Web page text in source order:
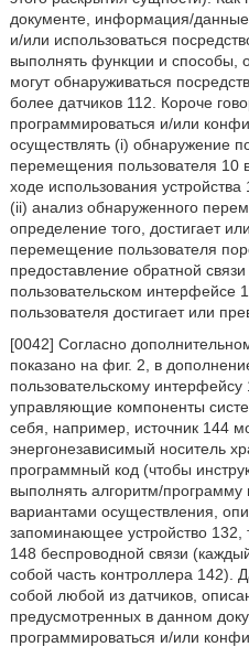
документе, информация/
и/или использоваться
выполнять функции и способы,
могут обнаруживаться
более датчиков 112. Короче
программироваться и/или
осуществлять (i) обнаружение
перемещения пользователя 10
ходе использования
(ii) анализ обнаруженного
определение того, достигает
перемещение пользователя
предоставление обратной
пользовательском интерфейсе
пользователя достигает или
[0042] Согласно
показано на фиг. 2, в
пользовательскому интерфейсу
управляющие компоненты
себя, например, источник 144
энергонезависимый носитель
программный код (чтобы
выполнять алгоритм/программу
вариантами осуществления,
запоминающее устройство 132,
148 беспроводной связи
собой часть контроллера 142).
собой любой из датчиков,
предусмотренных в данном
программироваться и/или